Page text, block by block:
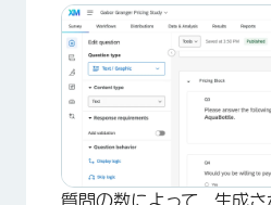
質問の数によって、生成